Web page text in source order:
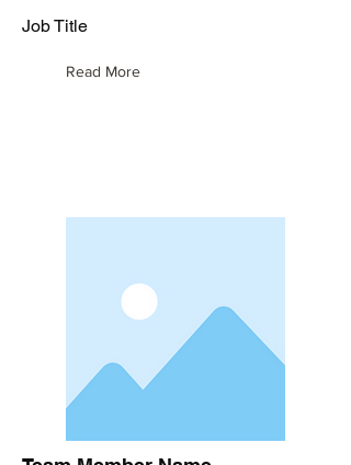
Job Title
Read More